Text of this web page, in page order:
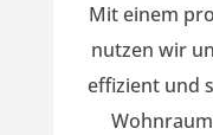
Mit einem
nutzen wir
effizient und